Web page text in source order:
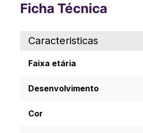
Ficha Técnica
Caracteristicas
Faixa etária
Desenvolvimento
Cor